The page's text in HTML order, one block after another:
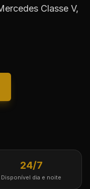
Classe V,
24/7
Disponível dia e noite